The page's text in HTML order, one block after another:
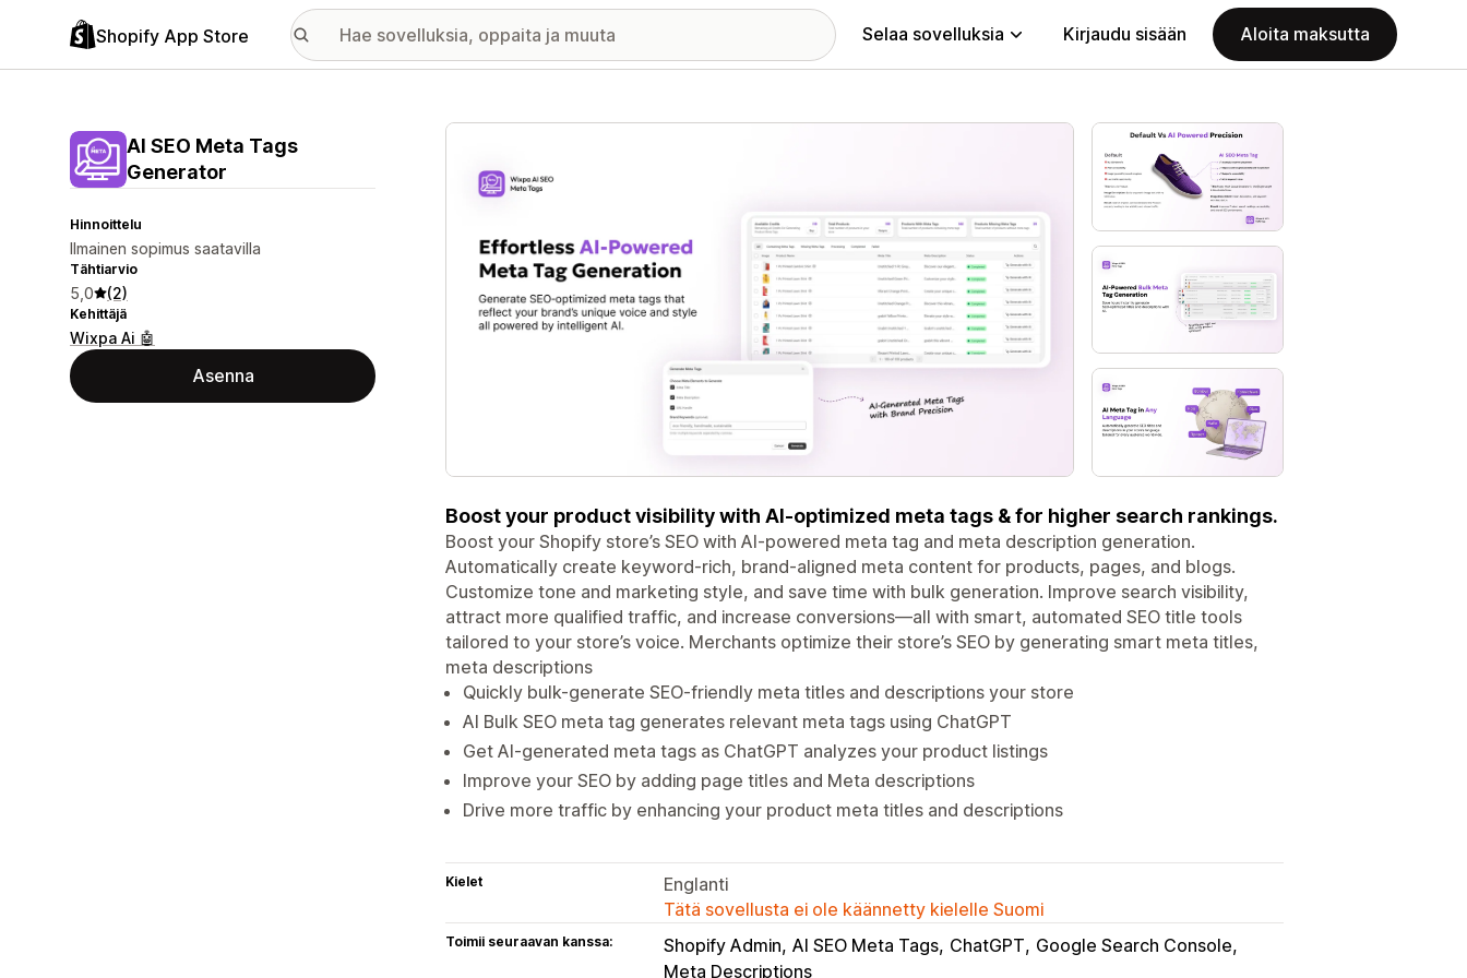
Shopify App Store Selaa sovelluksia Kirjaudu sisään Aloita maksutta
AI SEO Meta Tags
Generator
Hinnoittelu
Ilmainen sopimus saatavilla
Tähtiarvio
5,0 (2)
Kehittäjä
Wixpa Ai 🤖
Asenna
Esittelykuvagalleria
Boost your product visibility with AI-optimized meta tags & for higher search rankings.
Boost your Shopify store’s SEO with AI-powered meta tag and meta description generation.
Automatically create keyword-rich, brand-aligned meta content for products, pages, and blogs.
Customize tone and marketing style, and save time with bulk generation. Improve search visibility,
attract more qualified traffic, and increase conversions—all with smart, automated SEO title tools
tailored to your store’s voice. Merchants optimize their store’s SEO by generating smart meta titles,
meta descriptions
Quickly bulk-generate SEO-friendly meta titles and descriptions your store
AI Bulk SEO meta tag generates relevant meta tags using ChatGPT
Get AI-generated meta tags as ChatGPT analyzes your product listings
Improve your SEO by adding page titles and Meta descriptions
Drive more traffic by enhancing your product meta titles and descriptions
Kielet
Englanti
Tätä sovellusta ei ole käännetty kielelle Suomi
Toimii seuraavan kanssa: Shopify Admin AI SEO Meta Tags ChatGPT Google Search Console
Meta Descriptions